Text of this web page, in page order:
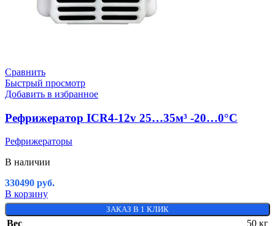
Сравнить
Быстрый просмотр
Добавить в избранное
Рефрижератор ICR4-12v 25…35м³ -20…0°C
Рефрижераторы
В наличии
330490 руб.
В корзину
ЗАКАЗ В 1 КЛИК
Вес 50 кг